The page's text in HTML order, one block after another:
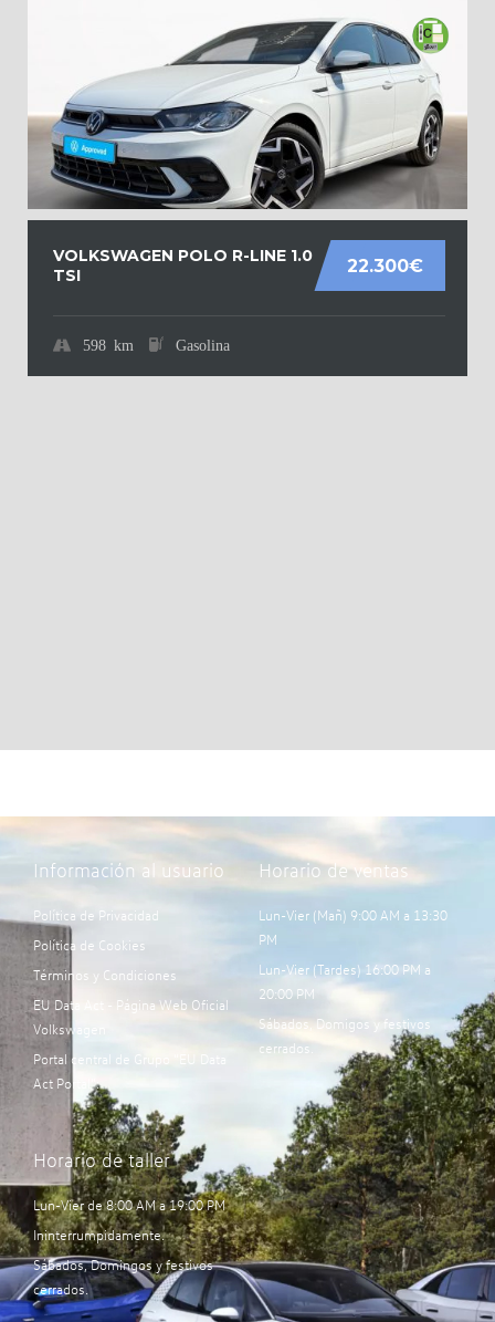
22.300€
VOLKSWAGEN POLO R-LINE 1.0
TSI
598 km Gasolina
Información al usuario
Política de Privacidad
Política de Cookies
Términos y Condiciones
EU Data Act - Página Web Oficial
Volkswagen
Portal central de Grupo “EU Data
Act Portal”:
Horario de ventas
Lun-Vier (Mañ) 9:00 AM a 13:30
PM
Lun-Vier (Tardes) 16:00 PM a
20:00 PM
Sábados, Domigos y festivos
cerrados.
Horario de taller
Lun-Vier de 8:00 AM a 19:00 PM
Ininterrumpidamente.
Sábados, Domingos y festivos
cerrados.